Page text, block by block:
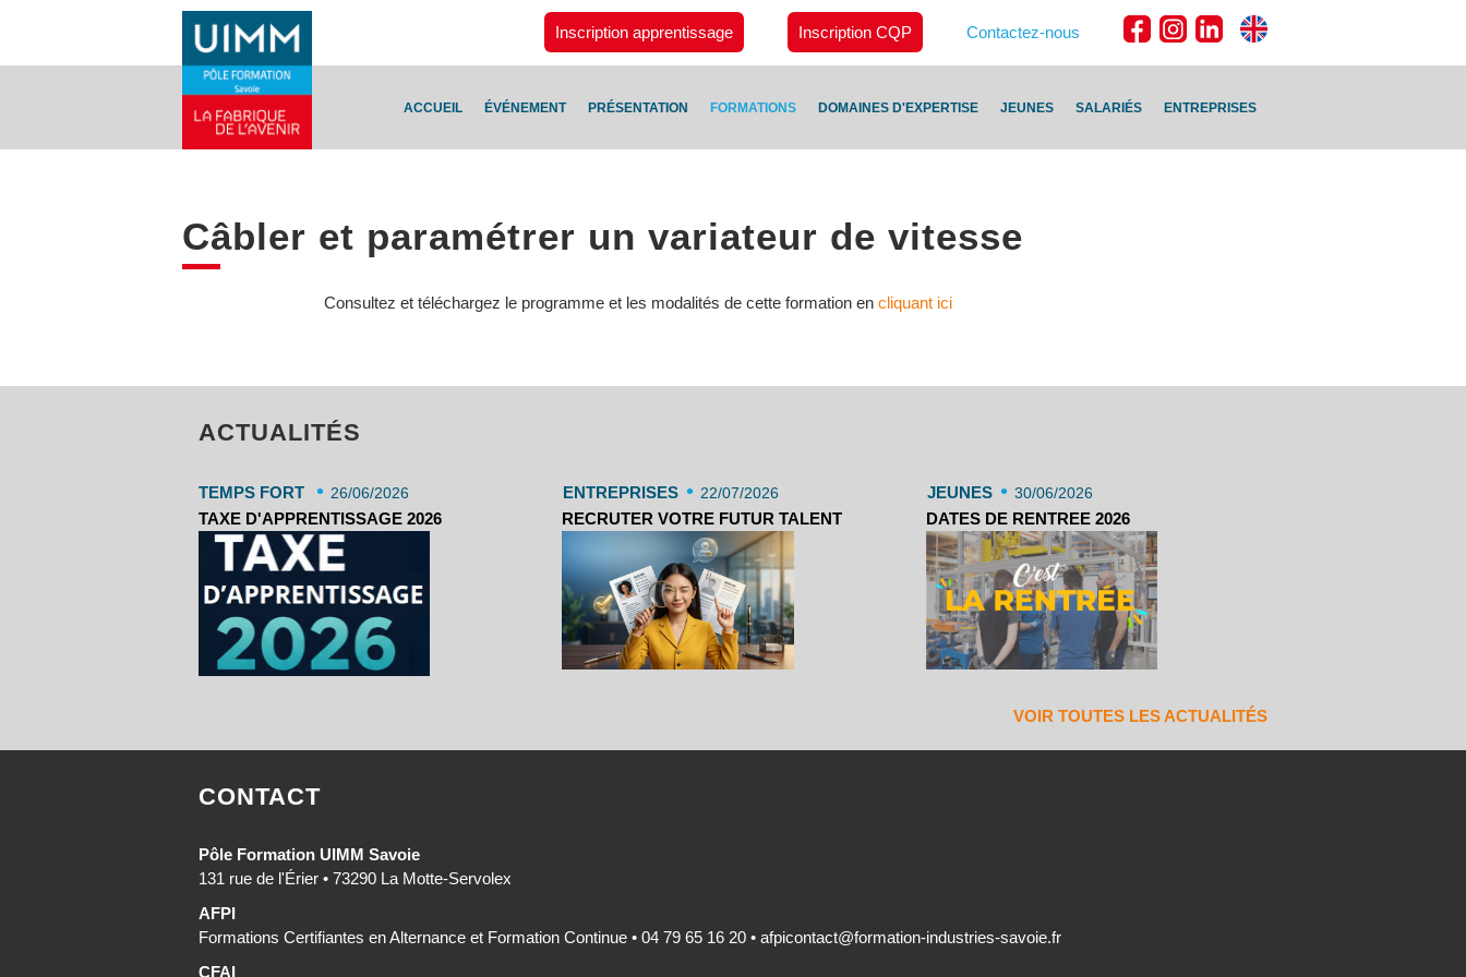
Inscription apprentissage Inscription CQP Contactez-nous
ACCUEIL ÉVÉNEMENT PRÉSENTATION FORMATIONS DOMAINES D'EXPERTISE JEUNES SALARIÉS ENTREPRISES
Câbler et paramétrer un variateur de vitesse
Consultez et téléchargez le programme et les modalités de cette formation en cliquant ici
ACTUALITÉS
TEMPS FORT • 26/06/2026
TAXE D'APPRENTISSAGE 2026
ENTREPRISES • 22/07/2026
RECRUTER VOTRE FUTUR TALENT
JEUNES • 30/06/2026
DATES DE RENTREE 2026
VOIR TOUTES LES ACTUALITÉS
CONTACT
Pôle Formation UIMM Savoie
131 rue de l'Érier • 73290 La Motte-Servolex
AFPI
Formations Certifiantes en Alternance et Formation Continue • 04 79 65 16 20 • afpicontact@formation-industries-savoie.fr
CFAI